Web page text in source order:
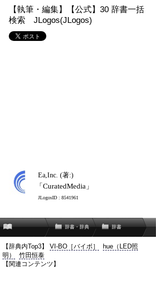
【執筆・編集】【公式】30 辞書一括
検索 JLogos(JLogos)
Ea,Inc. (著:)
「CuratedMedia」
JLogosID : 8541961
辞書・辞典 辞書
【辞典内Top3】 VI-BO［バイボ］
hue（LED照
明）
竹田恒泰
【関連コンテンツ】